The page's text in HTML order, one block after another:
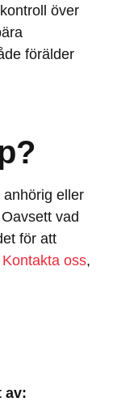
över
förälder
eller
vad
för att
Kontakta oss,
av: